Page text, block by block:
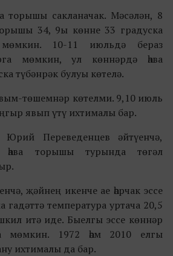
торышы сакланачак. Мәсәлән, 8
34, 9ы көнне 33 градуска
10-11 июльдә бераз
мөмкин, ул көннәрдә һава
түбәнрәк булуы көтелә.
төшемнәр көтелми. 9,10 июль
явып үтү ихтималы бар.
Переведенцев әйтүенчә,
һава торышы турында төгәл
җәйнең икенче ае һәрчак эссе
гадәттә температура уртача 20,5
итә иде. Быелгы эссе көннәр
мөмкин. 1972 һәм 2010 елгы
ихтималы да бар.